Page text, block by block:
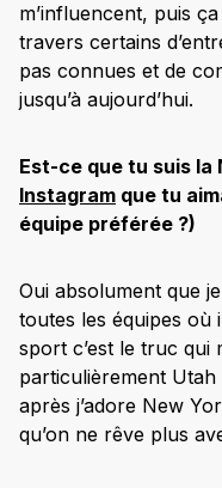
m’influencent, puis
travers certains
pas connues et de
jusqu’à aujourd’hui.
Est-ce que tu suis la
Instagram que tu
équipe préférée ?)
Oui absolument que
toutes les équipes où
sport c’est le truc qui
particulièrement
après j’adore New
qu’on ne rêve plus